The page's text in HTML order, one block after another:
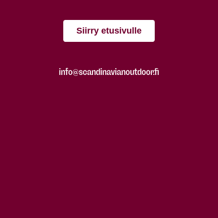
Siirry etusivulle
info@scandinavianoutdoor.fi